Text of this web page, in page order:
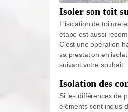
Isoler son toit
L'isolation de toiture
étape est aussi
C’est une opération
sa prestation en
suivant votre souhait.
Isolation des
Si les différences de
éléments sont inclus